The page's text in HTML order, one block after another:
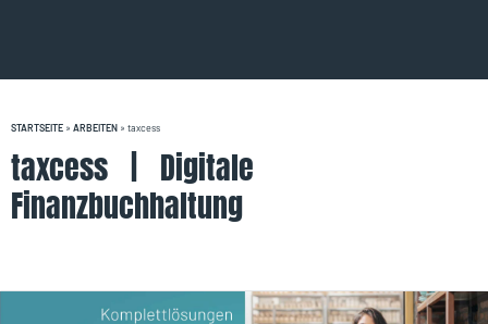
STARTSEITE » ARBEITEN » taxcess
taxcess | Digitale
Finanzbuchhaltung